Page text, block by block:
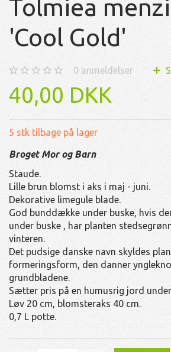
Tolmiea
'Cool Gold'
0 anmeldelser
40,00 DKK
5 stk tilbage på lager
Broget Mor og Barn
Staude.
Lille brun blomst i aks i maj - juni.
Dekorative limegule blade.
God bunddække under buske, hvis
under buske , har planten
vinteren.
Det pudsige danske navn skyldes
formeringsform, den danner
grundbladene.
Sætter pris på en humusrig jord
Løv 20 cm, blomsteraks 40 cm.
0,7 L potte.